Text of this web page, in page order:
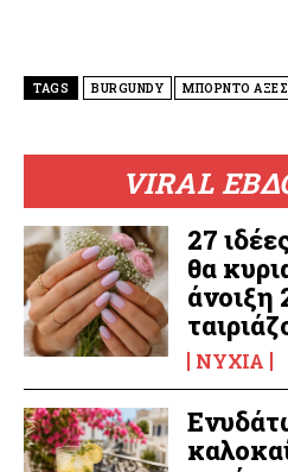
VIRAL
27
θα
άνοιξη
ΝΎΧΙΑ
TAGS BURGUNDY ΜΠΟΡΝΤΟ